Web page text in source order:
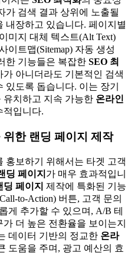
가 검색 결과 상위에 노출될
내장하고 있습니다. 페이지별
미지 대체 텍스트(Alt Text)
이트맵(Sitemap) 자동 생성
한 기능들은 복잡한 SEO 최
아니더라도 기본적인 검색
도록 돕습니다. 이는 장기
유치하고 지속 가능한 온라인
적입니다.
한 랜딩 페이지 제작
홍보하기 위해서는 타겟 고객
딩 페이지 가 매우 효과적입니
딩 페이지 제작에 특화된 기능
to-Action) 버튼, 고객 문의
게 추가할 수 있으며, A/B 테
더 높은 전환율을 보이는지
데이터 기반의 정교한 온라
도움을 주며, 광고 예산의 효